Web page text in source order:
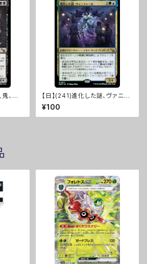
、虐
Know
【日】(241)進化した謎、ヴァニフ
ァール/Vannifar, Evolved Eni
gma [MKM]
¥100